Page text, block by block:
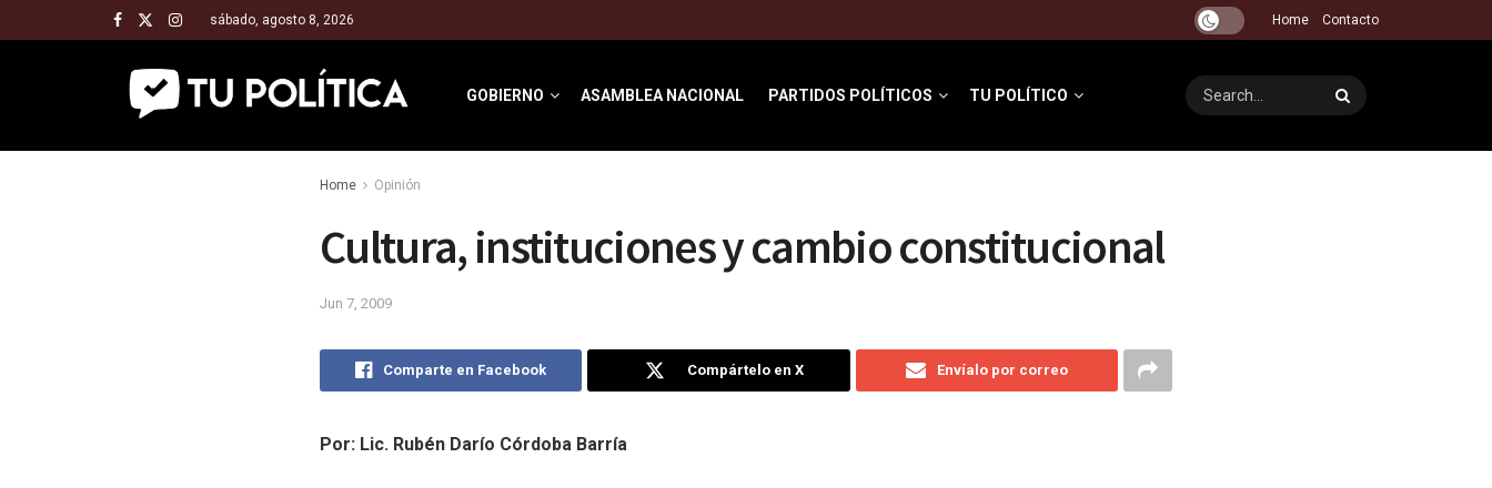
sábado, agosto 8, 2026 Home Contacto
GOBIERNO ASAMBLEA NACIONAL PARTIDOS POLÍTICOS TU POLÍTICO
Home Opinión
Cultura, instituciones y cambio constitucional
Jun 7, 2009
Comparte en Facebook Compártelo en X Envíalo por correo
Por: Lic. Rubén Darío Córdoba Barría